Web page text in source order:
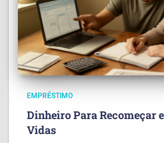
EMPRÉSTIMO
Dinheiro Para Recomeçar
Vidas